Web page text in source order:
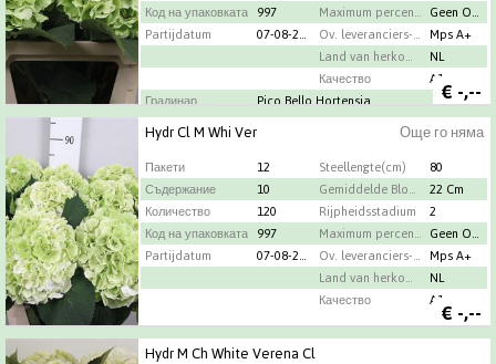
Код на упаковката
997
Partijdatum
Mps A+
NL
Качество
A1
Градинар
Pico Bello Hortensia € -,--
Още го няма
Hydr Cl M Whi Ver
Пакети 12 Steellengte(cm)
80
Съдержание
10
22 Cm
Количество
120 Rijpheidsstadium
2
Код на упаковката
997
Partijdatum
Mps A+
NL
Качество
A1
€ -,--
Hydr M Ch White Verena Cl